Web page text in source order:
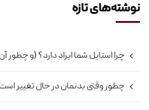
نوشته‌های تازه
چرا استایل شما ایراد دارد؟ (و چطور
چطور وقتی بدنمان در حال تغییر